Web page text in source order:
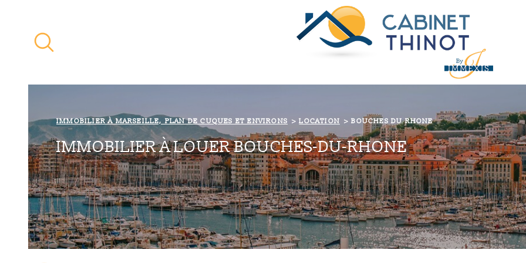
recherche
principal
contenu
IMMOBILIER À MARSEILLE, PLAN DE CUQUES ET ENVIRONS LOCATION BOUCHES DU RHONE
IMMOBILIER À LOUER BOUCHES-DU-RHONE